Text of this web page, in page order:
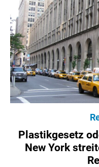
Plastikgesetz
New York